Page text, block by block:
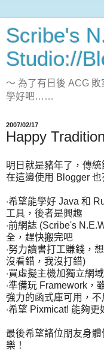
Scribe's
Studio://
～ 為了有日後 ACG
學好吧……
2007/02/17
Happy
明日就是豬年了，傳統
在這邊使用 Blogger 也
‧希望能學好 Java 和
工具，後者是興趣
‧前網誌 (Scribe's
全，趕快搬完吧
‧努力讀書打工賺錢，
沒看錯，我沒打錯)
‧買虛擬主機加獨立網
‧準備玩 Framework，
強力的函式庫可用，不
‧希望 Pixmicat! 能夠
最後希望諸位朋友身
樂！